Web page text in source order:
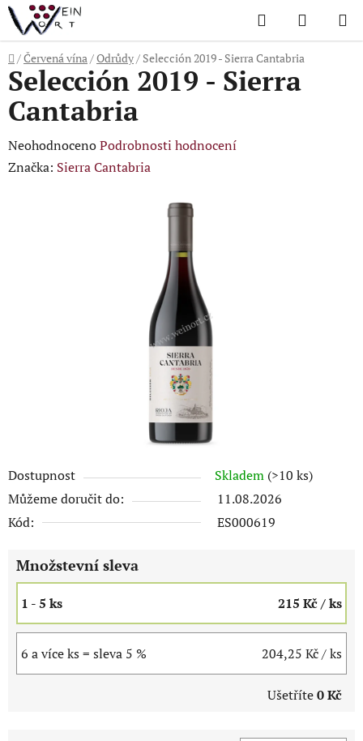
Přejít
na
obsah
Hledat
KOŠÍK
Domů
/Červená vína/Odrůdy/ Selección 2019 - Sierra Cantabria
Dostupnost Skladem (>10 ks)
Můžeme doručit do:
11.08.2026
Kód:
ES000619
Množstevní sleva
1 - 5 ks 215 Kč/ ks
6 a více ks = sleva 5 % 204,25 Kč/ ks
Ušetříte0 Kč
Selección 2019 - Sierra
Cantabria
Průměrné
hodnocení
NeohodnocenoPodrobnosti hodnocení
Značka: Sierra Cantabria